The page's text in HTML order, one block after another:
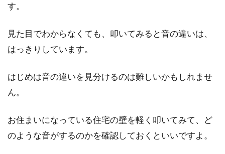
す。
見た目でわからなくても、叩いてみると音の違いは、
はっきりしています。
はじめは音の違いを見分けるのは難しいかもしれませ
ん。
お住まいになっている住宅の壁を軽く叩いてみて、ど
のような音がするのかを確認しておくといいですよ。